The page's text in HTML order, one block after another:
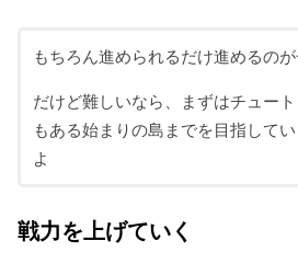
もちろん進められるだけ進めるの
だけど難しいなら、まずはチュー
もある始まりの島までを目指して
よ
戦力を上げていく